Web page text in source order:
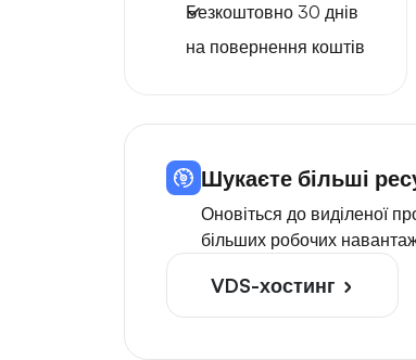
Безкоштовно 30 днів
на повернення коштів
Шукаєте більші
Оновіться до виділеної
більших робочих
VDS-хостинг